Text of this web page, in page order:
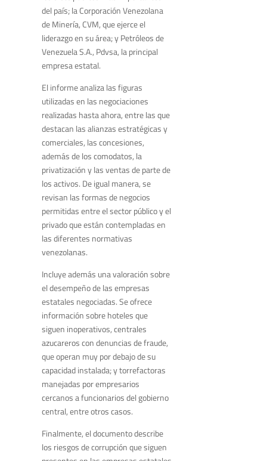
del país; la Corporación Venezolana
de Minería, CVM, que ejerce el
liderazgo en su área; y Petróleos de
Venezuela S.A., Pdvsa, la principal
empresa estatal.
El informe analiza las figuras
utilizadas en las negociaciones
realizadas hasta ahora, entre las que
destacan las alianzas estratégicas y
comerciales, las concesiones,
además de los comodatos, la
privatización y las ventas de parte de
los activos. De igual manera, se
revisan las formas de negocios
permitidas entre el sector público y el
privado que están contempladas en
las diferentes normativas
venezolanas.
Incluye además una valoración sobre
el desempeño de las empresas
estatales negociadas. Se ofrece
información sobre hoteles que
siguen inoperativos, centrales
azucareros con denuncias de fraude,
que operan muy por debajo de su
capacidad instalada; y torrefactoras
manejadas por empresarios
cercanos a funcionarios del gobierno
central, entre otros casos.
Finalmente, el documento describe
los riesgos de corrupción que siguen